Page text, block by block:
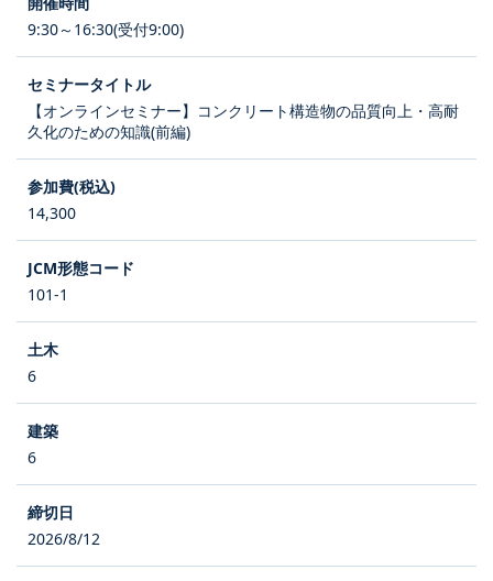
9:30～16:30(受付9:00)
【オンラインセミナー】コンクリート構造物の品質向上・高耐
久化のための知識(前編)
14,300
101-1
6
6
2026/8/12